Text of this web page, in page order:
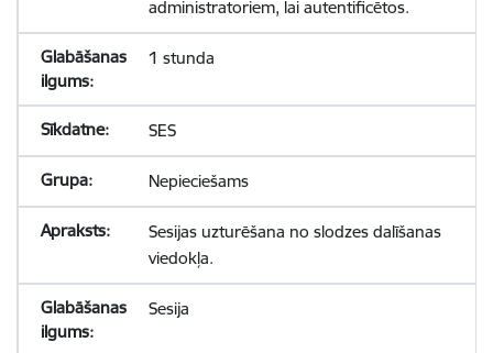
administratoriem, lai autentificētos.
1 stunda
SES
Nepieciešams
Sesijas uzturēšana no slodzes dalīšanas
viedokļa.
Sesija